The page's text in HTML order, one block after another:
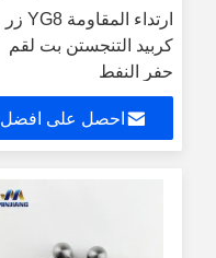
ارتداء المقاومة YG8 زر
كربيد التنجستن بت لقم
حفر النفط
احصل على افضل